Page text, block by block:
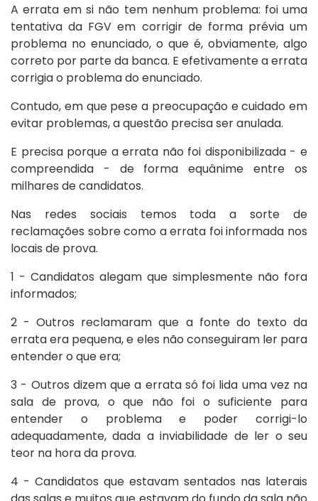
A errata em si não tem nenhum problema: foi uma
tentativa da FGV em corrigir de forma prévia um
problema no enunciado, o que é, obviamente, algo
correto por parte da banca. E efetivamente a errata
corrigia o problema do enunciado.
Contudo, em que pese a preocupação e cuidado em
evitar problemas, a questão precisa ser anulada.
E precisa porque a errata não foi disponibilizada - e
compreendida - de forma equânime entre os
milhares de candidatos.
Nas redes sociais temos toda a sorte de
reclamações sobre como a errata foi informada nos
locais de prova.
1 - Candidatos alegam que simplesmente não fora
informados;
2 - Outros reclamaram que a fonte do texto da
errata era pequena, e eles não conseguiram ler para
entender o que era;
3 - Outros dizem que a errata só foi lida uma vez na
sala de prova, o que não foi o suficiente para
entender o problema e poder corrigi-lo
adequadamente, dada a inviabilidade de ler o seu
teor na hora da prova.
4 - Candidatos que estavam sentados nas laterais